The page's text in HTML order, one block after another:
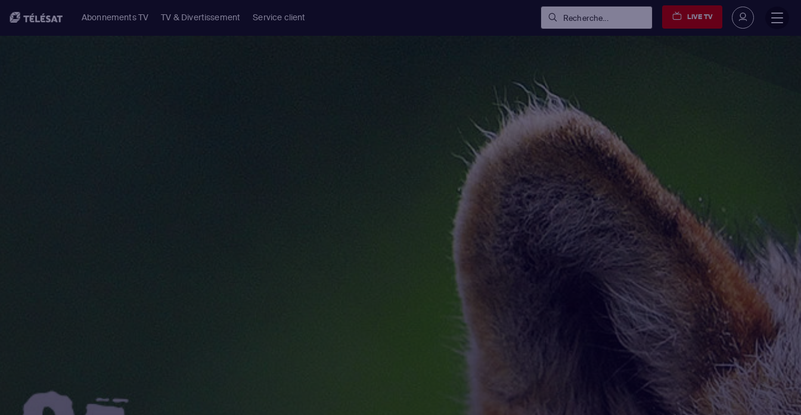
Abonnements TV TV & Divertissement Service client Recherche... LIVE TV